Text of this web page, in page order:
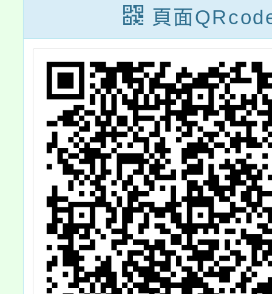
甄選簡章（1次
公告分次招考）
勞假
頁面